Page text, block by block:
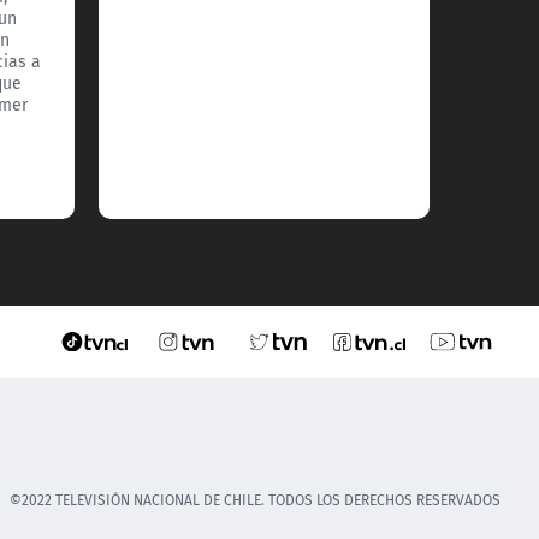
a
©2022 TELEVISIÓN NACIONAL DE CHILE. TODOS LOS DERECHOS RESERVADOS